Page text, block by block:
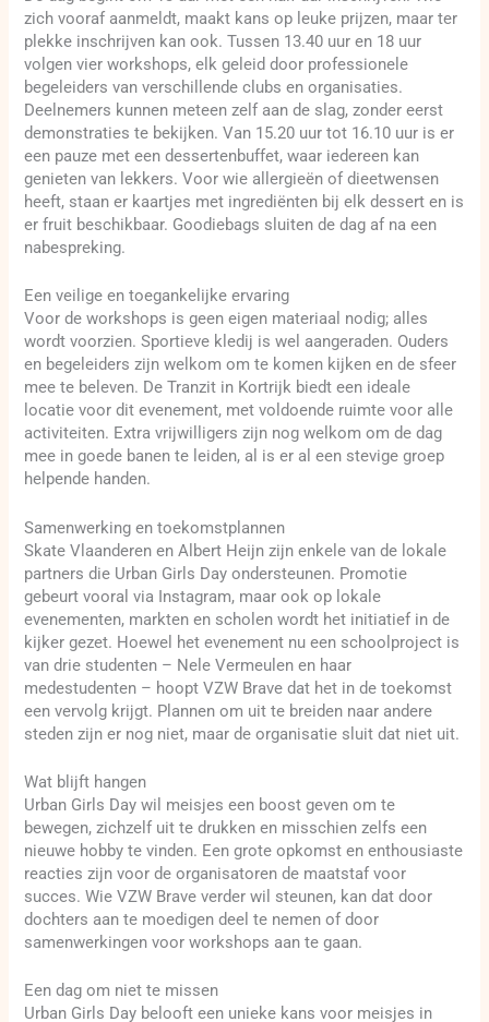
zich vooraf aanmeldt, maakt kans op leuke prijzen, maar ter
plekke inschrijven kan ook. Tussen 13.40 uur en 18 uur
volgen vier workshops, elk geleid door professionele
begeleiders van verschillende clubs en organisaties.
Deelnemers kunnen meteen zelf aan de slag, zonder eerst
demonstraties te bekijken. Van 15.20 uur tot 16.10 uur is er
een pauze met een dessertenbuffet, waar iedereen kan
genieten van lekkers. Voor wie allergieën of dieetwensen
heeft, staan er kaartjes met ingrediënten bij elk dessert en is
er fruit beschikbaar. Goodiebags sluiten de dag af na een
nabespreking.
Een veilige en toegankelijke ervaring
Voor de workshops is geen eigen materiaal nodig; alles
wordt voorzien. Sportieve kledij is wel aangeraden. Ouders
en begeleiders zijn welkom om te komen kijken en de sfeer
mee te beleven. De Tranzit in Kortrijk biedt een ideale
locatie voor dit evenement, met voldoende ruimte voor alle
activiteiten. Extra vrijwilligers zijn nog welkom om de dag
mee in goede banen te leiden, al is er al een stevige groep
helpende handen.
Samenwerking en toekomstplannen
Skate Vlaanderen en Albert Heijn zijn enkele van de lokale
partners die Urban Girls Day ondersteunen. Promotie
gebeurt vooral via Instagram, maar ook op lokale
evenementen, markten en scholen wordt het initiatief in de
kijker gezet. Hoewel het evenement nu een schoolproject is
van drie studenten – Nele Vermeulen en haar
medestudenten – hoopt VZW Brave dat het in de toekomst
een vervolg krijgt. Plannen om uit te breiden naar andere
steden zijn er nog niet, maar de organisatie sluit dat niet uit.
Wat blijft hangen
Urban Girls Day wil meisjes een boost geven om te
bewegen, zichzelf uit te drukken en misschien zelfs een
nieuwe hobby te vinden. Een grote opkomst en enthousiaste
reacties zijn voor de organisatoren de maatstaf voor
succes. Wie VZW Brave verder wil steunen, kan dat door
dochters aan te moedigen deel te nemen of door
samenwerkingen voor workshops aan te gaan.
Een dag om niet te missen
Urban Girls Day belooft een unieke kans voor meisjes in